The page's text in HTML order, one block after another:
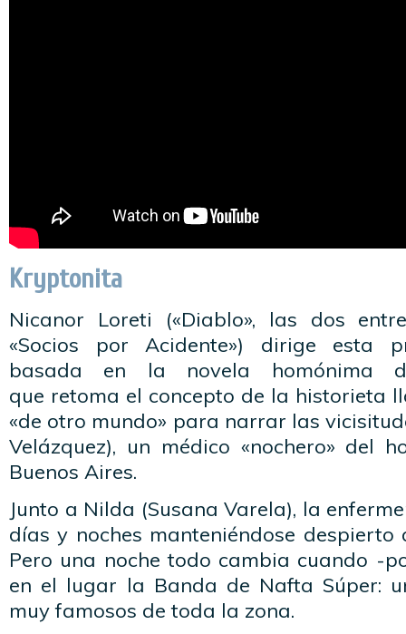
Kryptonita
Nicanor Loreti («Diablo», las dos
«Socios por Acidente») dirige esta
basada en la novela homónima
que retoma el concepto de la historieta
«de otro mundo» para narrar las
Velázquez), un médico «nochero» del
Buenos Aires.
Junto a Nilda (Susana Varela), la
días y noches manteniéndose
Pero una noche todo cambia cuando -
en el lugar la Banda de Nafta Súper:
muy famosos de toda la zona.